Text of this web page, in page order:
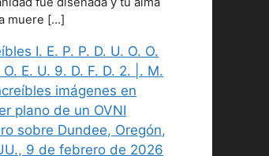
muere […]
I. E. P. P. D. U. O. O.
O. E. U. 9. D. F. D. 2. |. M.
imágenes en
plano de un OVNI
sobre Dundee, Oregón,
9 de febrero de 2026